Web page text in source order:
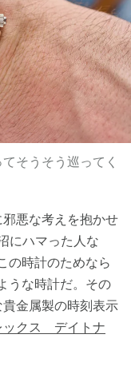
そうそう巡ってく
悪な考えを抱かせ
にハマった人な
の時計のためなら
うな時計だ。その
貴金属製の時刻表示
ックス デイトナ